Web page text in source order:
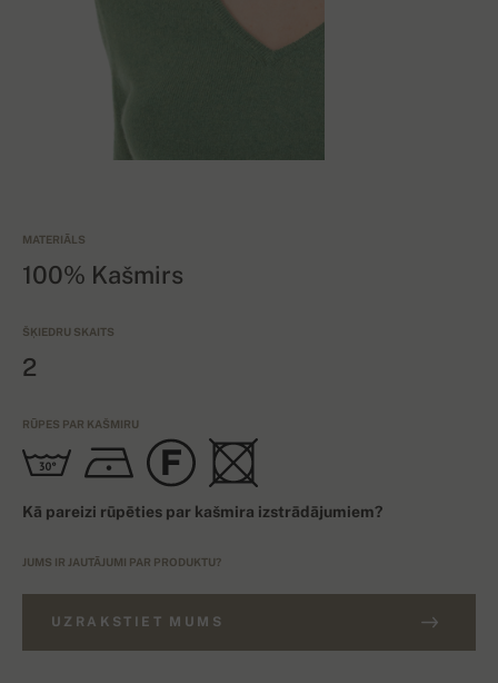
MATERIĀLS
100% Kašmirs
ŠĶIEDRU SKAITS
2
RŪPES PAR KAŠMIRU
Kā pareizi rūpēties par kašmira izstrādājumiem?
JUMS IR JAUTĀJUMI PAR PRODUKTU?
UZRAKSTIET MUMS